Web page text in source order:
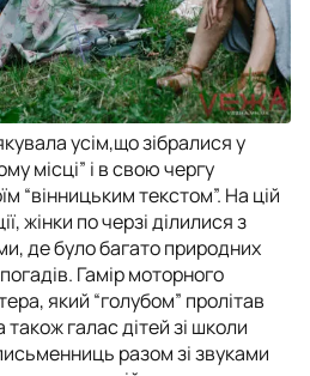
усім,що зібралися у
місці” і в свою чергу
“вінницьким текстом”. На цій
жінки по черзі ділилися з
де було багато природних
Гамір моторного
який “голубом” пролітав
галас дітей зі школи
разом зі звуками